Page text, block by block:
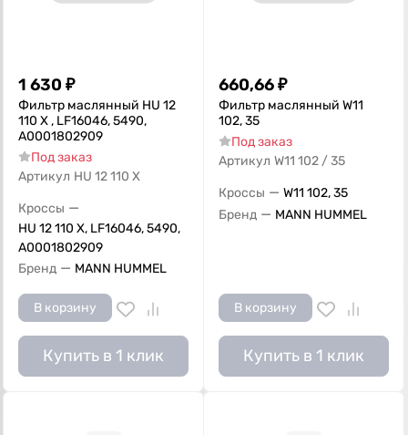
1 630 ₽
Фильтр маслянный HU 12
110 X , LF16046, 5490,
A0001802909
Под заказ
Артикул HU 12 110 X
Кроссы —
HU 12 110 X, LF16046, 5490,
A0001802909
Бренд — MANN HUMMEL
В корзину
Купить в 1 клик
660,66₽
Фильтр маслянный W11
102, 35
Под заказ
Артикул W11 102 / 35
Кроссы — W11 102, 35
Бренд — MANN HUMMEL
В корзину
Купить в 1 клик